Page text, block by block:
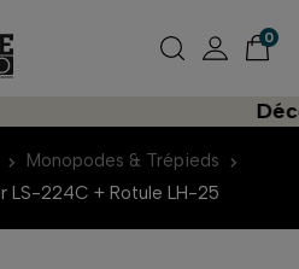
0
Monopodes & Trépieds
LS-224C + Rotule LH-25